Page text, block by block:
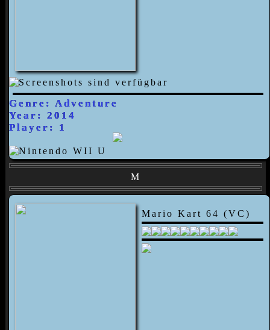
Genre: Adventure
Year: 2014
Player: 1
M
Mario Kart 64 (VC)